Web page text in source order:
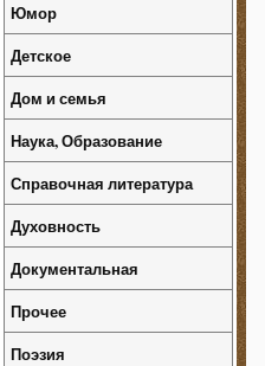
Юмор
Детское
Дом и семья
Наука, Образование
Справочная литература
Духовность
Документальная
Прочее
Поэзия